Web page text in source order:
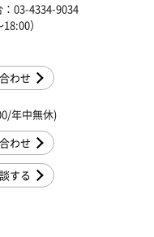
：03-4334-9034
）
わせ
年中無休)
わせ
する